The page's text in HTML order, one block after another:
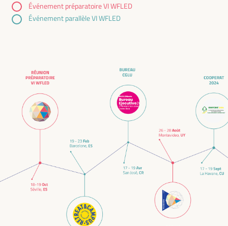
Événement préparatoire VI WFLED
Événement parallèle VI WFLED